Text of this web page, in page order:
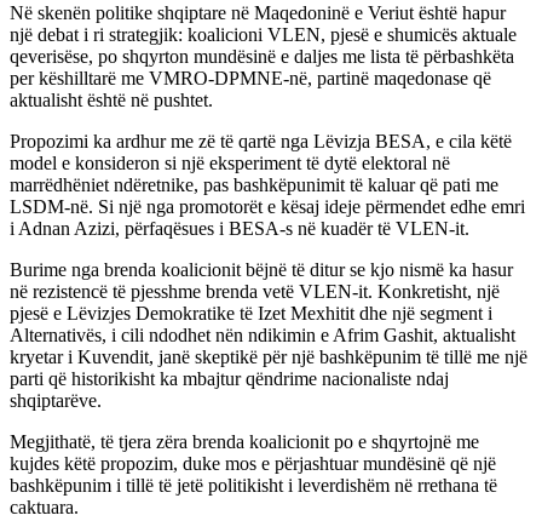
Në skenën politike shqiptare në Maqedoninë e Veriut është hapur
një debat i ri strategjik: koalicioni VLEN, pjesë e shumicës aktuale
qeverisëse, po shqyrton mundësinë e daljes me lista të përbashkëta
per këshilltarë me VMRO-DPMNE-në, partinë maqedonase që
aktualisht është në pushtet.
Propozimi ka ardhur me zë të qartë nga Lëvizja BESA, e cila këtë
model e konsideron si një eksperiment të dytë elektoral në
marrëdhëniet ndëretnike, pas bashkëpunimit të kaluar që pati me
LSDM-në. Si një nga promotorët e kësaj ideje përmendet edhe emri
i Adnan Azizi, përfaqësues i BESA-s në kuadër të VLEN-it.
Burime nga brenda koalicionit bëjnë të ditur se kjo nismë ka hasur
në rezistencë të pjesshme brenda vetë VLEN-it. Konkretisht, një
pjesë e Lëvizjes Demokratike të Izet Mexhitit dhe një segment i
Alternativës, i cili ndodhet nën ndikimin e Afrim Gashit, aktualisht
kryetar i Kuvendit, janë skeptikë për një bashkëpunim të tillë me një
parti që historikisht ka mbajtur qëndrime nacionaliste ndaj
shqiptarëve.
Megjithatë, të tjera zëra brenda koalicionit po e shqyrtojnë me
kujdes këtë propozim, duke mos e përjashtuar mundësinë që një
bashkëpunim i tillë të jetë politikisht i leverdishëm në rrethana të
caktuara.